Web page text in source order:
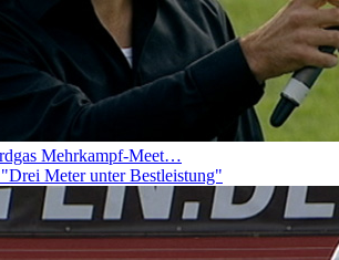
Mehrkampf-Meet…
Meter unter Bestleistung"